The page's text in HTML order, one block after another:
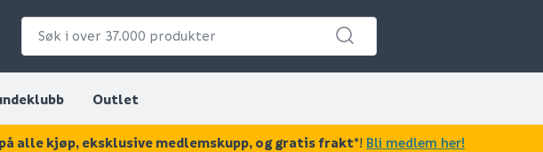
Outlet
på alle kjøp, eksklusive medlemskupp, og gratis frakt*! Bli medlem her!